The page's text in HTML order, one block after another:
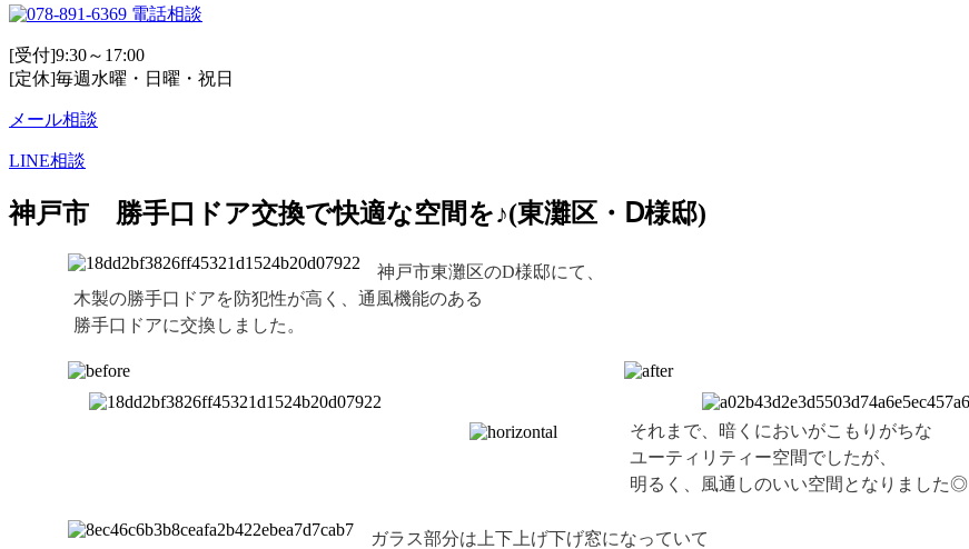
電話相談
[受付]9:30～17:00
[定休]毎週水曜・日曜・祝日
メール相談
LINE相談
神戸市 勝手口ドア交換で快適な空間を♪(東灘区・Ⅾ様邸)
神戸市東灘区のD様邸にて、
木製の勝手口ドアを防犯性が高く、通風機能のある
勝手口ドアに交換しました。
それまで、暗くにおいがこもりがちな
ユーティリティー空間でしたが、
明るく、風通しのいい空間となりました◎
ガラス部分は上下上げ下げ窓になっていて